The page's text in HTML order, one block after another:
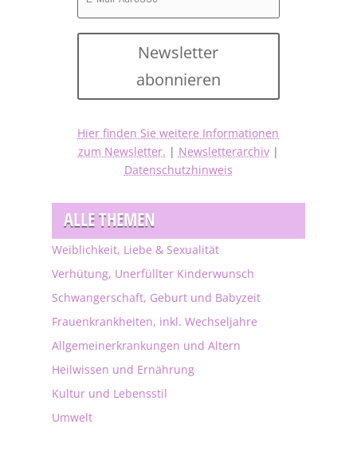
Newsletter
abonnieren
Hier finden Sie weitere Informationen
zum Newsletter. | Newsletterarchiv|
Datenschutzhinweis
ALLE THEMEN
Weiblichkeit, Liebe & Sexualität
Verhütung, Unerfüllter Kinderwunsch
Schwangerschaft, Geburt und Babyzeit
Frauenkrankheiten, inkl. Wechseljahre
Allgemeinerkrankungen und Altern
Heilwissen und Ernährung
Kultur und Lebensstil
Umwelt